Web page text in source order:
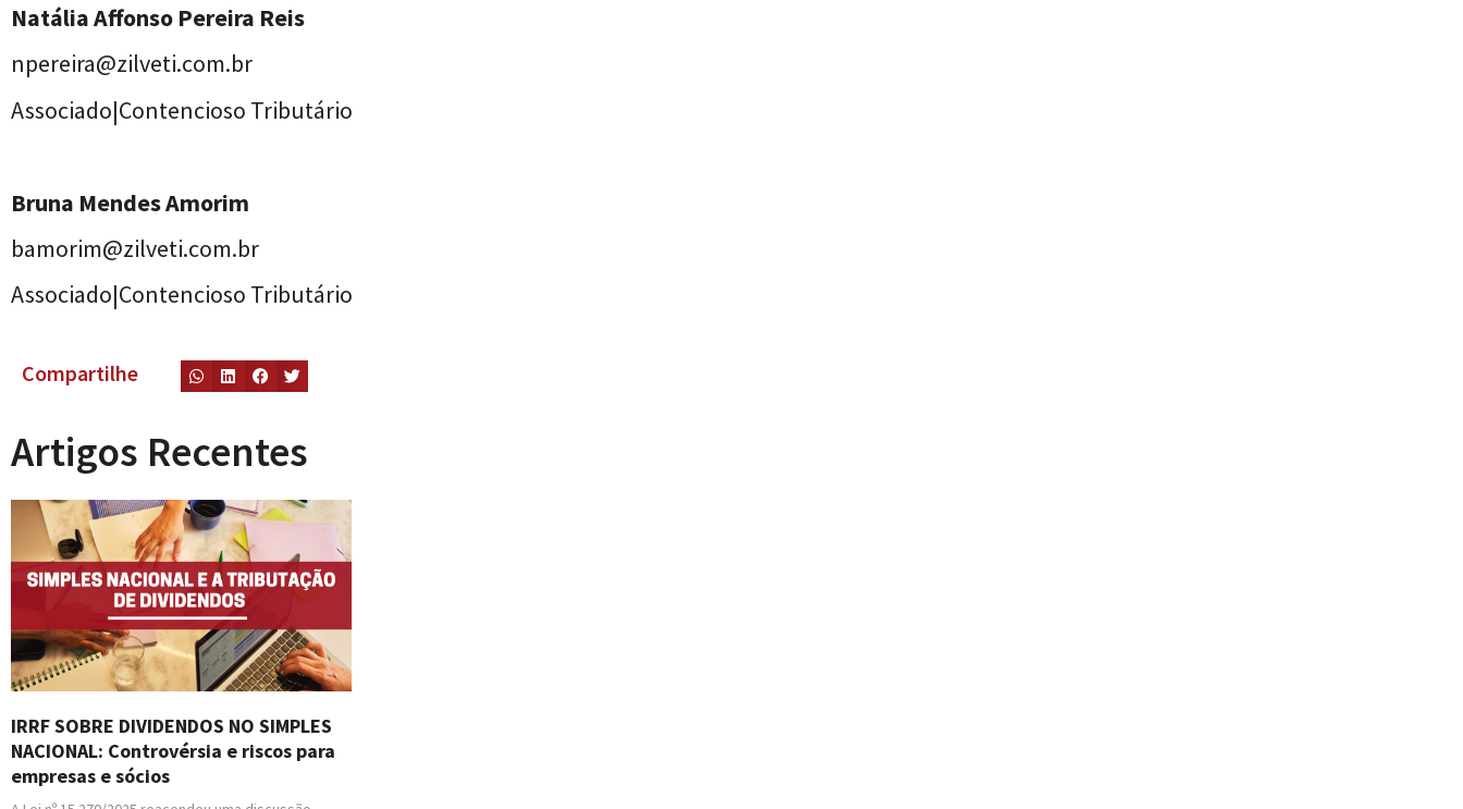
Natália Affonso Pereira Reis
npereira@zilveti.com.br
Associado|Contencioso Tributário
Bruna Mendes Amorim
bamorim@zilveti.com.br
Associado|Contencioso Tributário
Compartilhe
Artigos Recentes
IRRF SOBRE DIVIDENDOS NO SIMPLES
NACIONAL: Controvérsia e riscos para
empresas e sócios